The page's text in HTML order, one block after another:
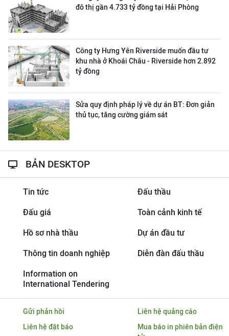
đô thị gần 4.733 tỷ đồng tại Hải Phòng
Công ty Hưng Yên Riverside muốn đầu tư
khu nhà ở Khoái Châu - Riverside hơn 2.892
tỷ đồng
Sửa quy định pháp lý về dự án BT: Đơn giản
thủ tục, tăng cường giám sát
BẢN DESKTOP
Tin tức Đấu thầu
Đấu giá Toàn cảnh kinh tế
Hồ sơ nhà thầu Dự án đầu tư
Thông tin doanh nghiệp Diễn đàn đấu thầu
Information on
International Tendering
Gửi phản hồi
Liên hệ quảng cáo
Liên hệ đặt báo
Mua báo in phiên bản điện